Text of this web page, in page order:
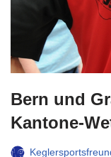
Bern und
Kantone-